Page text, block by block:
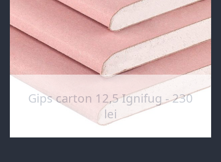
Gips carton 12,5 Ignifug - 230
lei